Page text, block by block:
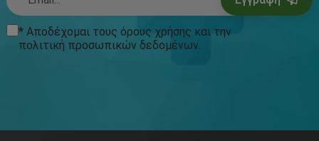
* Αποδέχομαι τους όρους χρήσης και την
πολιτική προσωπικών δεδομένων.